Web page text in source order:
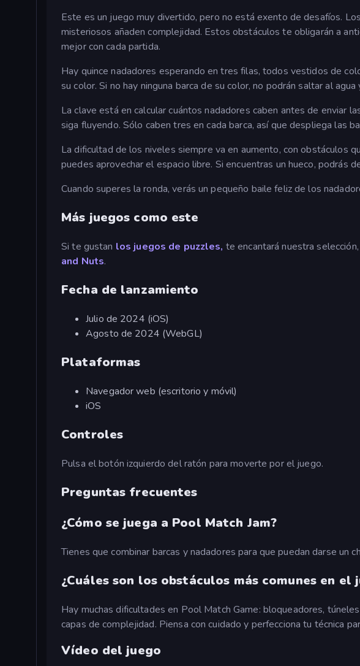
Este es un juego muy divertido, pero no está exento de desafíos.
misteriosos añaden complejidad. Estos obstáculos te obligarán a
mejor con cada partida.
Hay quince nadadores esperando en tres filas, todos vestidos de
su color. Si no hay ninguna barca de su color, no podrán saltar al
La clave está en calcular cuántos nadadores caben antes de enviar
siga fluyendo. Sólo caben tres en cada barca, así que despliega las
La dificultad de los niveles siempre va en aumento, con obstáculos
puedes aprovechar el espacio libre. Si encuentras un hueco, podrás
Cuando superes la ronda, verás un pequeño baile feliz de los
Más juegos como este
Si te gustan los juegos de puzzles, te encantará nuestra
and Nuts.
Fecha de lanzamiento
Julio de 2024 (iOS)
Agosto de 2024 (WebGL)
Plataformas
Navegador web (escritorio y móvil)
iOS
Controles
Pulsa el botón izquierdo del ratón para moverte por el juego.
Preguntas frecuentes
¿Cómo se juega a Pool Match Jam?
Tienes que combinar barcas y nadadores para que puedan darse un
¿Cuáles son los obstáculos más comunes en el
Hay muchas dificultades en Pool Match Game: bloqueadores,
capas de complejidad. Piensa con cuidado y perfecciona tu técnica
Vídeo del juego